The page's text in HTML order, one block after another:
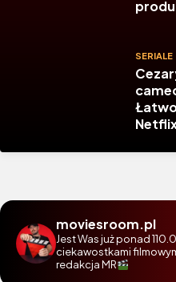
SERIALE
moviesroom.pl
Jest Was już ponad
ciekawostkami
redakcja MR